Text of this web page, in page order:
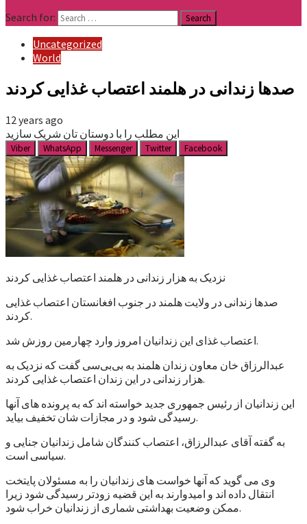
Search for:
Uncategorized
World
صدها زندانی در هلمند اعتصاب غذایی کردند
12 years ago
این مطلب را با دوستان تان شریک سازید
Viber WhatsApp Messenger Twitter Facebook
نزدیک به هزار زندانی در هلمند اعتصاب غذایی کردند
صدها زندانی در ولایت هلمند در جنوب افغانستان اعتصاب غذایی
کردند.
اعتصاب غذای این زندانیان امروز وارد چهارمین روزش شد.
عبدالرزاق خان معاون زندان هلمند به بی‌بی‌سی گفت که نزدیک به
هزار زندانی در این زندان اعتصاب غذایی کردند.
این زندانیان از رئیس جمهوری جدید خواسته اند که به پرونده های آنها
رسیدگی شود و در مجازات شان تخفیف بیاید.
به گفته آقای عبدالرزاق، اعتصاب کنندگان شامل زندانیان جنایی و
سیاسی است.
وی می گوید که آنها خواست های زندانیان را به مسئولان پایتخت
انتقال داده اند و امیدوارند به این قضیه زودتر رسیدگی شود زیرا
ممکن وضعیت بهداشتی شماری از زندانیان خراب شود.